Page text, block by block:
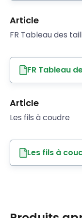
Article
FR Tableau des
FR Tableau
Article
Les fils à coudre
Les fils à